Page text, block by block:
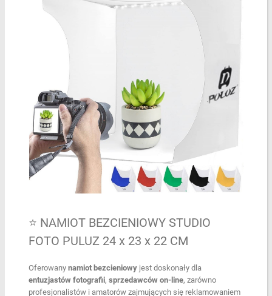
⭐ NAMIOT BEZCIENIOWY STUDIO
FOTO PULUZ 24 x 23 x 22 CM
Oferowany namiot bezcieniowy jest doskonały dla
entuzjastów fotografii, sprzedawców on-line, zarówno
profesjonalistów i amatorów zajmujących się reklamowaniem